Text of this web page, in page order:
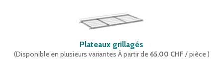
Plateaux grillagés
(Disponible en plusieurs variantes À partir de 65.00 CHF / pièce)